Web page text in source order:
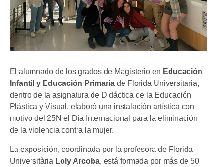
El alumnado de los grados de Magisterio en Educación
Infantil y Educación Primaria de Florida Universitària,
dentro de la asignatura de Didáctica de la Educación
Plástica y Visual, elaboró una instalación artística con
motivo del 25N el Día Internacional para la eliminación
de la violencia contra la mujer.
La exposición, coordinada por la profesora de Florida
Universitària Loly Arcoba, está formada por más de 50